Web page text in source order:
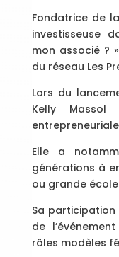
Fondatrice de
investisseuse
mon associé ?
du réseau Les
Lors du
Kelly
Elle a
générations à
ou grande
Sa
de
rôles modèles